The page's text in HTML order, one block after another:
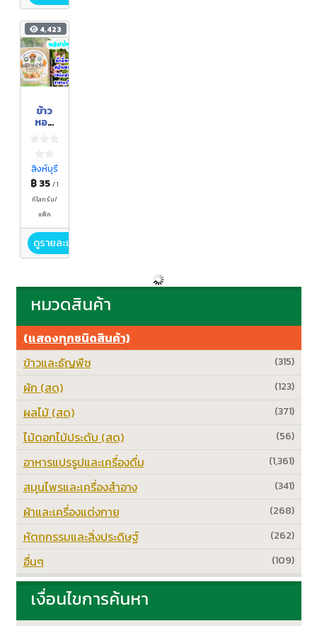
4,423
ข้าว
หอม
จาก
ชาวนา)
สิงห์บุรี
฿ 35 / 1
กิโลกรัม/
แพ็ค
ดูรายละเอียด
หมวดสินค้า
(แสดงทุกชนิดสินค้า)
(315)
ข้าวและธัญพืช
(123)
ผัก (สด)
(371)
ผลไม้ (สด)
(56)
ไม้ดอกไม้ประดับ (สด)
(1,361)
อาหารแปรรูปและเครื่องดื่ม
(341)
สมุนไพรและเครื่องสำอาง
(268)
ผ้าและเครื่องแต่งกาย
(262)
หัตถกรรมและสิ่งประดิษฐ์
(109)
อื่นๆ
เงื่อนไขการค้นหา